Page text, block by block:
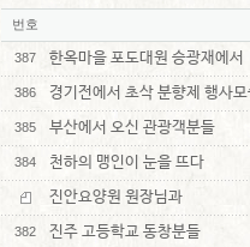
번호
387 한옥마을 포도대원 승광재에서
386 경기전에서 초삭 분향제 행사
385 부산에서 오신 관광객분들
384
천하의 맹인이 눈을 뜨다
진안요양원 원장님과
382 진주 고등학교 동창분들